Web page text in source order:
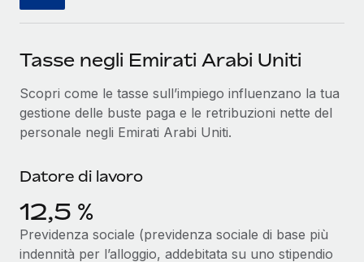
payroll
Reverse Tech, partnered with Remote to manage...
Maggiori informazioni
Tasse negli Emirati Arabi Uniti
Scopri come le tasse sull’impiego influenzano la tua
gestione delle buste paga e le retribuzioni nette del
personale negli Emirati Arabi Uniti.
Datore di lavoro
12,5 %
Previdenza sociale (previdenza sociale di base più
indennità per l’alloggio, addebitata su uno stipendio